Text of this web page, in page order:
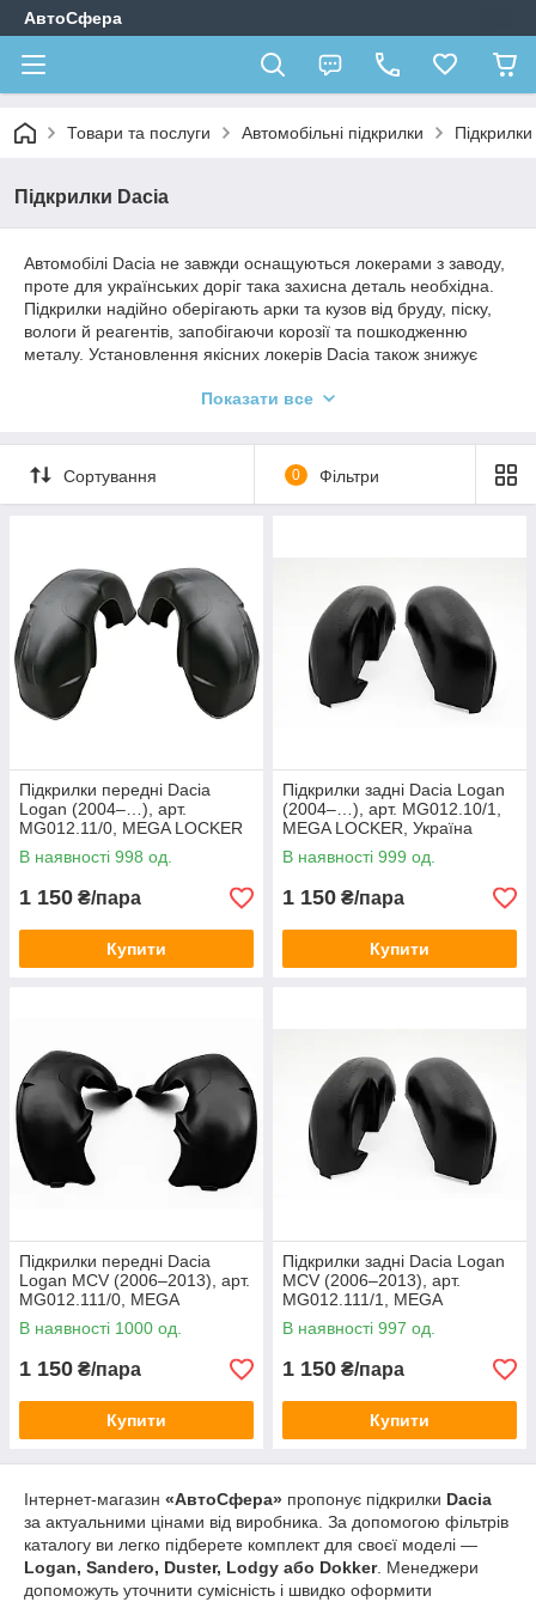
АвтоСфера
Товари та послуги Автомобільні підкрилки
Підкрилки Dacia
Автомобілі Dacia не завжди оснащуються локерами з заводу,
проте для українських доріг така захисна деталь необхідна.
Підкрилки надійно оберігають арки та кузов від бруду, піску,
вологи й реагентів, запобігаючи корозії та пошкодженню
металу. Установлення якісних локерів Dacia також знижує
«АвтоСфера»представлено широкий
виготовлені в Україні з міцного поліетилену низького тиску,
стійкого до перепадів температур і механічних навантажень.
Показати все
Сортування 0 Фільтри
Підкрилки передні Dacia
Logan (2004–…), арт.
MG012.11/0, MEGA LOCKER
В наявності 998 од.
1 150 ₴/пара
Купити
Підкрилки задні Dacia Logan
(2004–…), арт. MG012.10/1,
MEGA LOCKER, Україна
В наявності 999 од.
1 150 ₴/пара
Купити
Підкрилки передні Dacia
Logan MCV (2006–2013), арт.
MG012.111/0, MEGA
LOCKER, Україна
В наявності 1000 од.
1 150 ₴/пара
Купити
Підкрилки задні Dacia Logan
MCV (2006–2013), арт.
MG012.111/1, MEGA
LOCKER, Україна
В наявності 997 од.
1 150 ₴/пара
Купити
Інтернет-магазин «АвтоСфера» пропонує підкрилки Dacia
за актуальними цінами від виробника. За допомогою фільтрів
каталогу ви легко підберете комплект для своєї моделі —
Logan, Sandero, Duster, Lodgy або Dokker. Менеджери
допоможуть уточнити сумісність і швидко оформити